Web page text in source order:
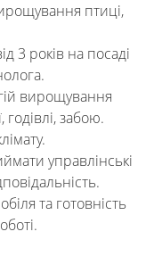
птиці,
3 років на посаді
вирощування
годівлі, забою.
управлінські
та готовність